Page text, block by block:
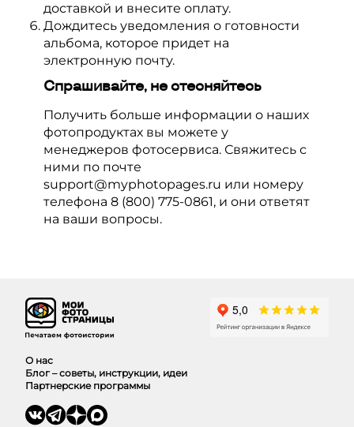
доставкой и внесите оплату.
Дождитесь уведомления о готовности
альбома, которое придет на
электронную почту.
Спрашивайте, не стесняйтесь
Получить больше информации о наших
фотопродуктах вы можете у
менеджеров фотосервиса. Свяжитесь с
ними по почте
support@myphotopages.ru или номеру
телефона 8 (800) 775-0861, и они ответят
на ваши вопросы.
О нас
Блог – советы, инструкции, идеи
Партнерские программы